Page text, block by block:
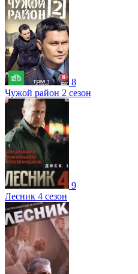
8
Чужой район 2 сезон
9
Лесник 4 сезон